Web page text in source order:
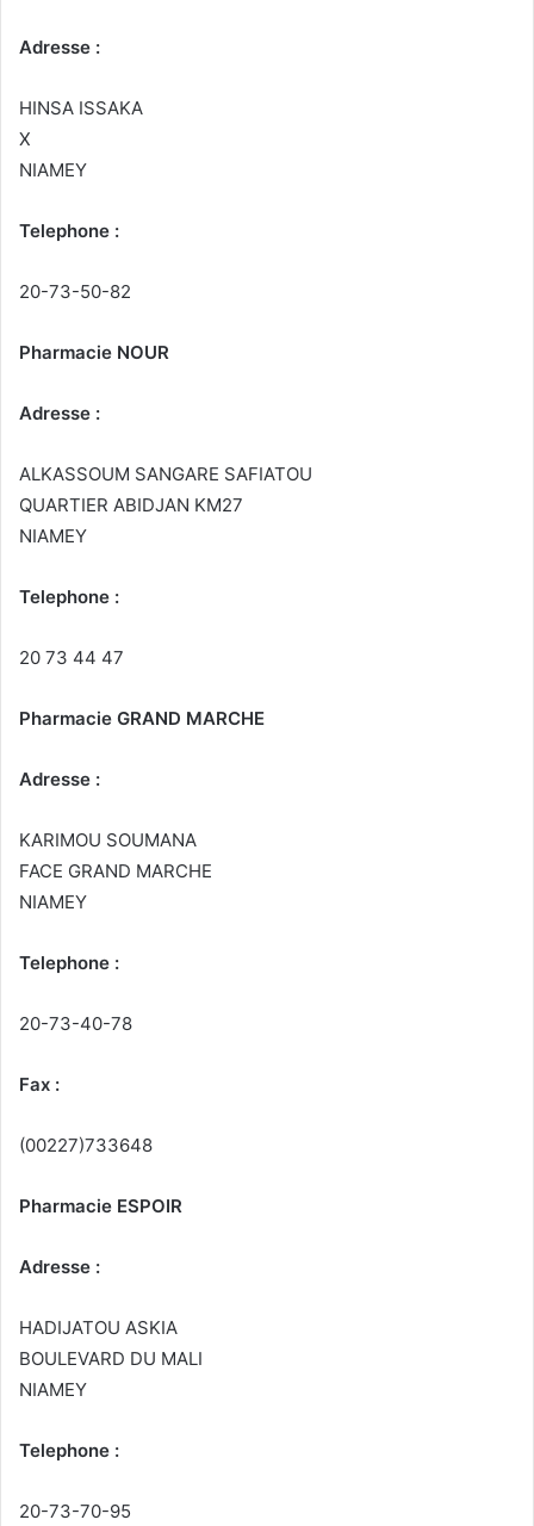
Adresse :
HINSA ISSAKA
X
NIAMEY
Telephone :
20-73-50-82
Pharmacie NOUR
Adresse :
ALKASSOUM SANGARE SAFIATOU
QUARTIER ABIDJAN KM27
NIAMEY
Telephone :
20 73 44 47
Pharmacie GRAND MARCHE
Adresse :
KARIMOU SOUMANA
FACE GRAND MARCHE
NIAMEY
Telephone :
20-73-40-78
Fax :
(00227)733648
Pharmacie ESPOIR
Adresse :
HADIJATOU ASKIA
BOULEVARD DU MALI
NIAMEY
Telephone :
20-73-70-95